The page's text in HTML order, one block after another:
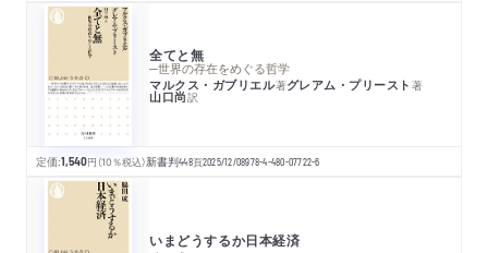
全てと無
─世界の存在をめぐる哲学
マルクス・ガブリエル著グレアム・プリースト 著
山口尚訳
定価:1,540円 （10％税込）新書判448頁2025/12/08978-4-480-07722-6
いまどうするか日本経済